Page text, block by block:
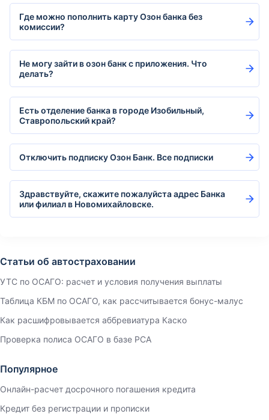
Где можно пополнить карту Озон банка без
комиссии?
Не могу зайти в озон банк с приложения. Что
делать?
Есть отделение банка в городе Изобильный,
Ставропольский край?
Отключить подписку Озон Банк. Все подписки
Здравствуйте, скажите пожалуйста адрес Банка
или филиал в Новомихайловске.
Статьи об автостраховании
УТС по ОСАГО: расчет и условия получения выплаты
Таблица КБМ по ОСАГО, как рассчитывается бонус-малус
Как расшифровывается аббревиатура Каско
Проверка полиса ОСАГО в базе РСА
Популярное
Онлайн-расчет досрочного погашения кредита
Кредит без регистрации и прописки